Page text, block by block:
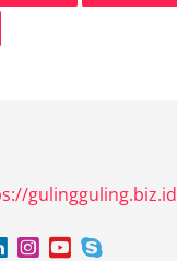
gulingguling.biz.id